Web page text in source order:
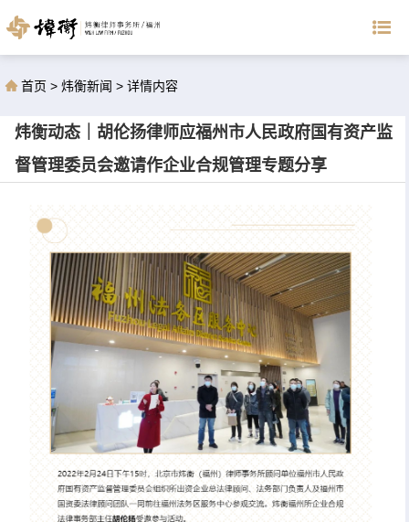
首页 > 炜衡新闻 > 详情内容
炜衡动态｜胡伦扬律师应福州市人民政府国有资产监
督管理委员会邀请作企业合规管理专题分享